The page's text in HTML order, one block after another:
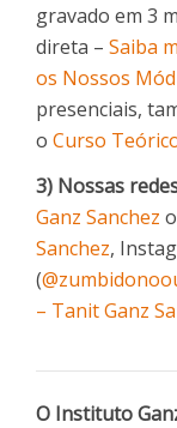
gravado em 3
direta – Saiba
os Nossos
presenciais,
o Curso
3) Nossas
Ganz Sanchez
Sanchez,
(
– Tanit Ganz
O Instituto